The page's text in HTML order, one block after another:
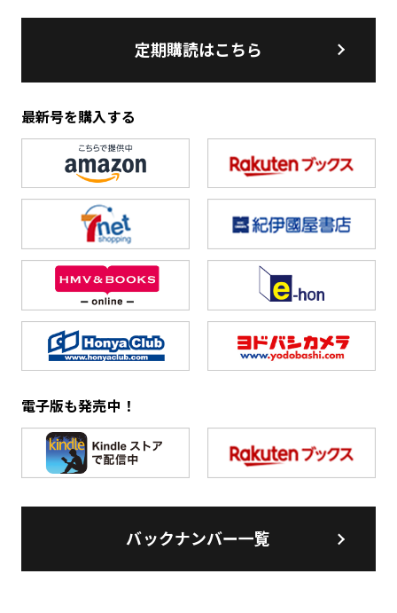
定期購読はこちら
最新号を購入する
電子版も発売中！
バックナンバー一覧